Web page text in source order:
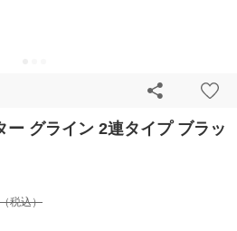
ー グライン 2連タイプ ブラッ
税込）